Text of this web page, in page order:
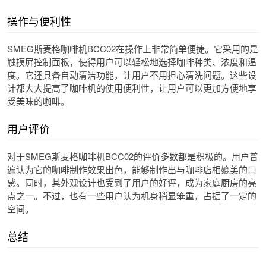
操作与便利性
SMEG斯麦格咖啡机BCC02在操作上非常简单便捷。它采用的是
触摸屏控制面板，使得用户可以轻松地选择咖啡种类、浓度和温
度。它还具备自动清洁功能，让用户不用担心清洗问题。这些设
计都大大提高了咖啡机的使用便利性，让用户可以更加方便地享
受美味的咖啡。
用户评价
对于SMEG斯麦格咖啡机BCC02的评价多数都是积极的。用户普
遍认为它的咖啡制作效果出色，能够制作出与咖啡店相媲美的口
感。同时，其外观设计也受到了用户的好评，成为家庭厨房的亮
点之一。不过，也有一些用户认为机身稍显笨重，占据了一定的
空间。
总结